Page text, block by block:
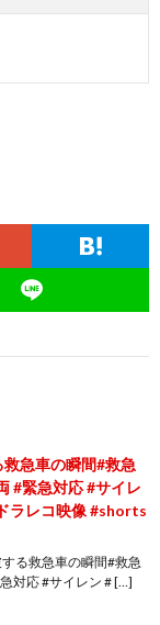
救急車の瞬間#救急
#緊急対応 #サイレ
ラレコ映像 #shorts
る救急車の瞬間#救急
対応 #サイレン # […]